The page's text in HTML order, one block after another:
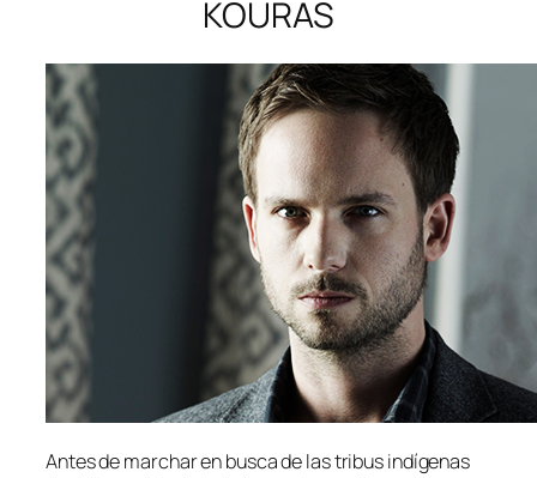
KOURAS
Antes de marchar en busca de las tribus indígenas